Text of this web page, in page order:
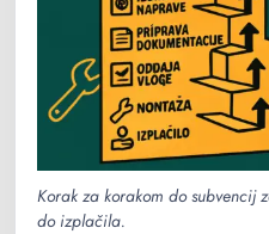
Korak za korakom do subvencij
do izplačila.